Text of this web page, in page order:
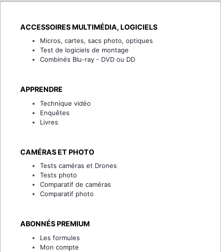
ACCESSOIRES MULTIMÉDIA, LOGICIELS
Micros, cartes, sacs photo, optiques
Test de logiciels de montage
Combinés Blu-ray - DVD ou DD
APPRENDRE
Technique vidéo
Enquêtes
Livres
CAMÉRAS ET PHOTO
Tests caméras et Drones
Tests photo
Comparatif de caméras
Comparatif photo
ABONNÉS PREMIUM
Les formules
Mon compte